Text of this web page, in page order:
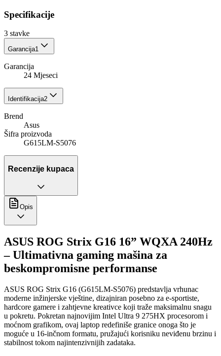
Specifikacije
3 stavke
Garancija1
Garancija
24 Mjeseci
Identifikacija2
Brend
Asus
Šifra proizvoda
G615LM-S5076
Recenzije kupaca
Opis
ASUS ROG Strix G16 16” WQXA 240Hz
– Ultimativna gaming mašina za
beskompromisne performanse
ASUS ROG Strix G16 (G615LM-S5076) predstavlja vrhunac
moderne inžinjerske vještine, dizajniran posebno za e-sportiste,
hardcore gamere i zahtjevne kreativce koji traže maksimalnu snagu
u pokretu. Pokretan najnovijim Intel Ultra 9 275HX procesorom i
moćnom grafikom, ovaj laptop redefiniše granice onoga što je
moguće u 16-inčnom formatu, pružajući korisniku neviđenu brzinu i
stabilnost tokom najintenzivnijih zadataka.